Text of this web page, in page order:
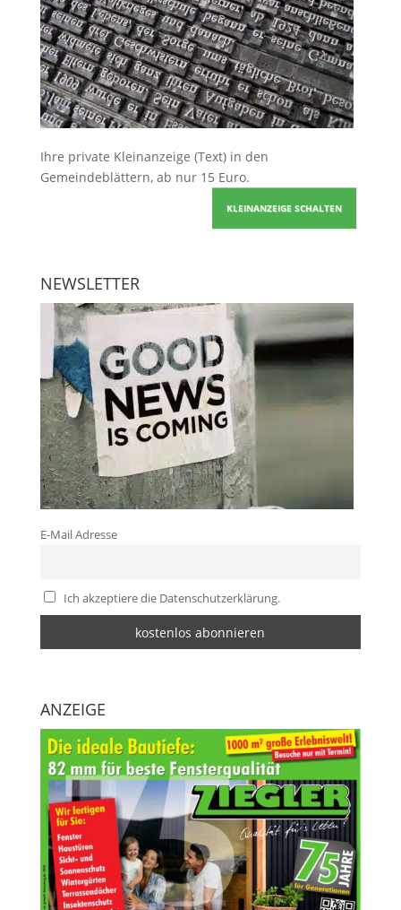
Ihre private Kleinanzeige (Text) in den
Gemeindeblättern, ab nur 15 Euro.
KLEINANZEIGE SCHALTEN
NEWSLETTER
E-Mail Adresse
Ich akzeptiere die Datenschutzerklärung.
ANZEIGE